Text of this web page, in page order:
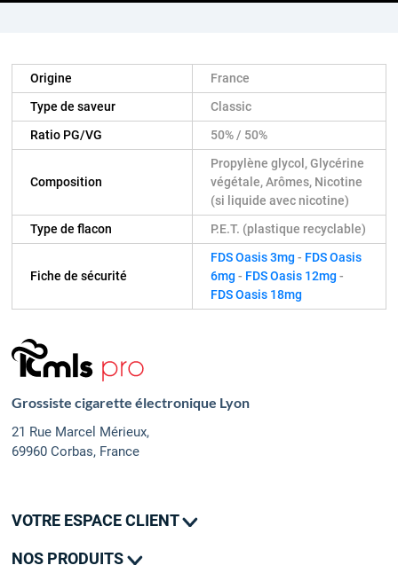
Origine
France
Type de saveur
Classic
Ratio PG/VG
50% / 50%
Composition
Propylène glycol, Glycérine
végétale, Arômes, Nicotine
(si liquide avec nicotine)
Type de flacon
P.E.T. (plastique recyclable)
Fiche de sécurité
FDS Oasis 3mg - FDS Oasis
6mg - FDS Oasis 12mg -
FDS Oasis 18mg
Grossiste cigarette électronique Lyon
21 Rue Marcel Mérieux,
69960 Corbas, France
VOTRE ESPACE CLIENT
Mes adresses
NOS PRODUITS